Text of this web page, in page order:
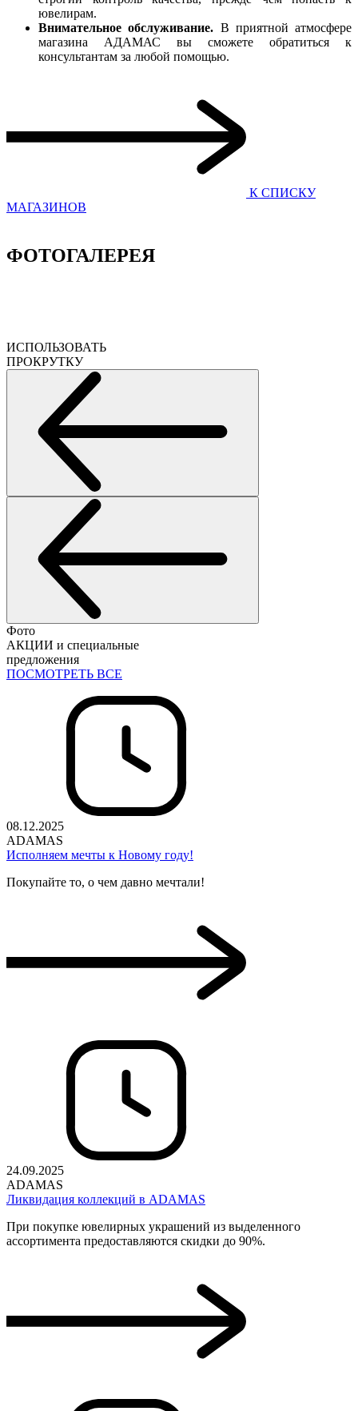
ювелирам.
Внимательное обслуживание. В приятной атмосфере
магазина АДАМАС вы сможете обратиться к
консультантам за любой помощью.
К СПИСКУ
МАГАЗИНОВ
ФОТОГАЛЕРЕЯ
ИСПОЛЬЗОВАТЬ
ПРОКРУТКУ
Фото
АКЦИИ и специальные
предложения
ПОСМОТРЕТЬ ВСЕ
08.12.2025
ADAMAS
Исполняем мечты к Новому году!
Покупайте то, о чем давно мечтали!
24.09.2025
ADAMAS
Ликвидация коллекций в ADAMAS
При покупке ювелирных украшений из выделенного
ассортимента предоставляются скидки до 90%.